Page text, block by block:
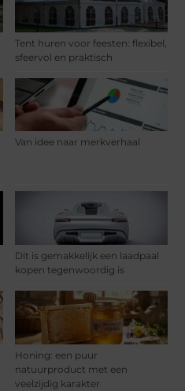
Tent huren voor feesten: flexibel,
sfeervol en praktisch
Van idee naar merkverhaal
Dit is gemakkelijk een laadpaal
kopen tegenwoordig is
Honing: een puur
natuurproduct met een
veelzijdig karakter